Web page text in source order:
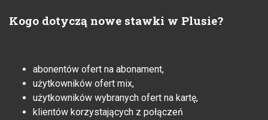
Kogo dotyczą nowe stawki w Plusie?
abonentów ofert na abonament,
użytkowników ofert mix,
użytkowników wybranych ofert na kartę,
klientów korzystających z połączeń